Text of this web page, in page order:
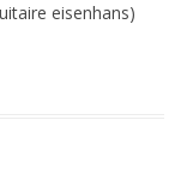
eisenhans)